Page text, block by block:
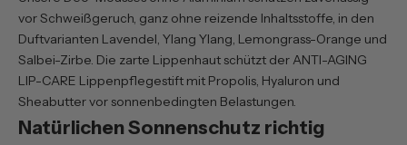
vor Schweißgeruch, ganz ohne reizende Inhaltsstoffe, in den
Duftvarianten Lavendel, Ylang Ylang, Lemongrass-Orange und
Salbei-Zirbe. Die zarte Lippenhaut schützt derANTI-AGING
LIP-CARE Lippenpflegestift mit Propolis, Hyaluron und
Sheabutter vor sonnenbedingten Belastungen.
Natürlichen Sonnenschutz richtig